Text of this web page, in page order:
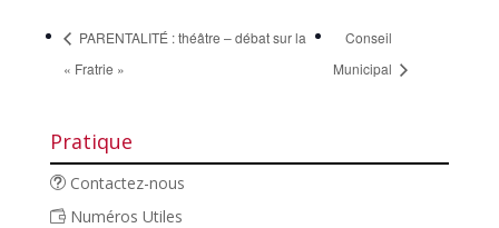
PARENTALITÉ : théâtre – débat sur la
« Fratrie »
Conseil
Municipal
Pratique
Contactez-nous
Numéros Utiles